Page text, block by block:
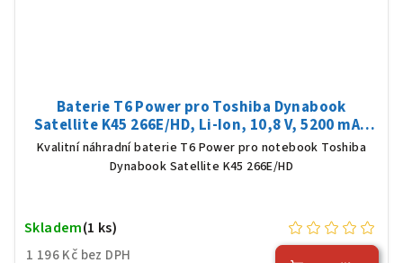
Baterie T6 Power pro Toshiba Dynabook
Satellite K45 266E/HD, Li-Ion, 10,8 V, 5200 mAh
(56 Wh), černá
Kvalitní náhradní baterie T6 Power pro notebook Toshiba
Dynabook Satellite K45 266E/HD
1 196 Kč bez DPH
Skladem(1 ks)